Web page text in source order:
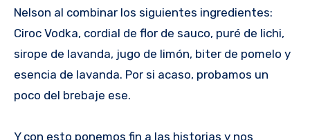
Nelson al combinar los siguientes ingredientes:
Ciroc Vodka, cordial de flor de sauco, puré de lichi,
sirope de lavanda, jugo de limón, biter de pomelo y
esencia de lavanda. Por si acaso, probamos un
poco del brebaje ese.
Y con esto ponemos fin a las historias y nos